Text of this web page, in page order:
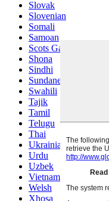
Slovak
Slovenian
Somali
Samoan
Scots Gaelic
Shona
Sindhi
Sundanese
Swahili
Tajik
Tamil
Telugu
Thai
Ukrainian
Urdu
Uzbek
Vietnamese
Welsh
Xhosa